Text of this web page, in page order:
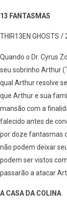
13 FANTASMAS
THIR13EN GHOSTS
Quando o Dr. Cyrus
seu sobrinho Arthur
qual Arthur resolve
que Arthur e sua
mansão com a
falecido antes de
por doze fantasmas
não podem deixar
podem ser vistos
passarão a atacar
A CASA DA COLINA